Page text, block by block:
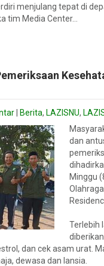
menjulang tepat di
tim Media Center…
Berita, LAZISNU,
dan
Minggu
Terlebih
dan cek asam urat.
dewasa dan lansia.